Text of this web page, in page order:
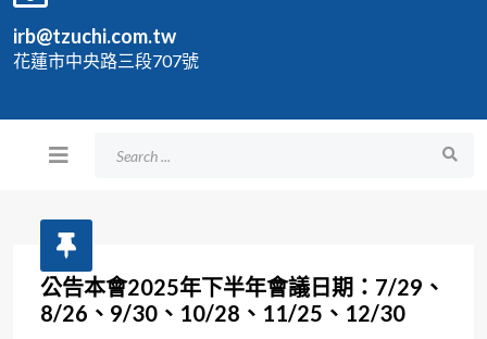
irb@tzuchi.com.tw
花蓮市中央路三段707號
公告本會2025年下半年會議日期：7/29、
8/26、9/30、10/28、11/25、12/30